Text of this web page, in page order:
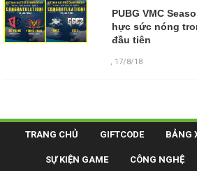
PUBG VMC
hực sức nóng
đầu tiên
, 17/8/18
TRANG CHỦ GIFTCODE BẢNG
SỰ KIỆN GAME CÔNG NGHỆ